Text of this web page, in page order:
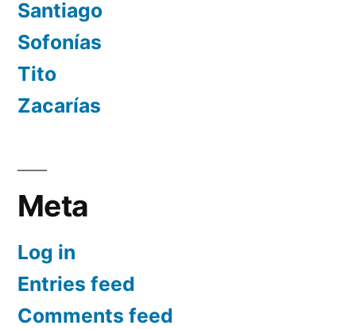
Santiago
Sofonías
Tito
Zacarías
Meta
Log in
Entries feed
Comments feed